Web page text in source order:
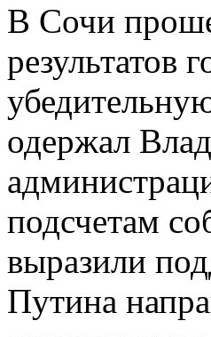
В Сочи
результатов
одержал
подсчетам
выразили
Путина